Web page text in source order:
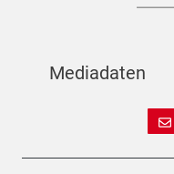
Mediadaten